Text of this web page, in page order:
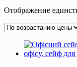
Отображение